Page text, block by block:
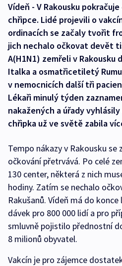
Vídeň - V Rakousku
chřipce. Lidé projevili o
ordinacích se začaly tvořit
jich nechalo očkovat devět
A(H1N1) zemřeli v
Italka a osmatřicetiletý
v nemocnicích další tři
Lékaři minulý týden
nakažených a úřady
chřipka už ve světě zabila
Tempo nákazy v Rakousku se
očkování přetrvává. Po celé
130 center, některá z nich
hodiny. Zatím se nechalo
Rakušanů. Vídeň má do
dávek pro 800 000 lidí a pro
smluvně pojistilo přednostní
8 milionů obyvatel.
Vakcín je pro zájemce